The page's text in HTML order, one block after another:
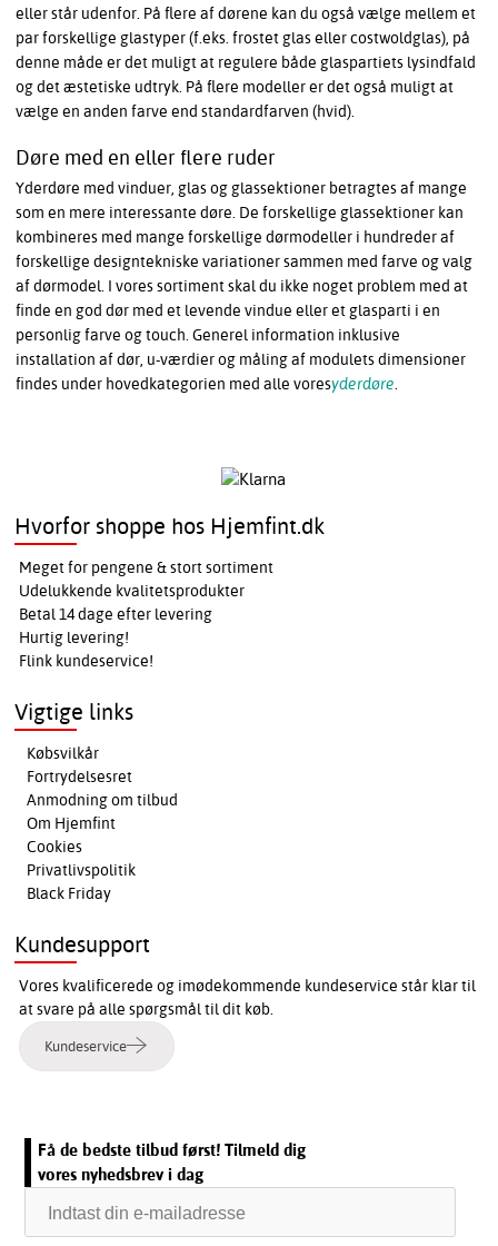
eller står udenfor. På flere af dørene kan du også vælge mellem et
par forskellige glastyper (f.eks. frostet glas eller costwoldglas), på
denne måde er det muligt at regulere både glaspartiets lysindfald
og det æstetiske udtryk. På flere modeller er det også muligt at
vælge en anden farve end standardfarven (hvid).
Døre med en eller flere ruder
Yderdøre med vinduer, glas og glassektioner betragtes af mange
som en mere interessante døre. De forskellige glassektioner kan
kombineres med mange forskellige dørmodeller i hundreder af
forskellige designtekniske variationer sammen med farve og valg
af dørmodel. I vores sortiment skal du ikke noget problem med at
finde en god dør med et levende vindue eller et glasparti i en
personlig farve og touch. Generel information inklusive
installation af dør, u-værdier og måling af modulets dimensioner
findes under hovedkategorien med alle voresyderdøre.
Hvorfor shoppe hos Hjemfint.dk
Meget for pengene & stort sortiment
Udelukkende kvalitetsprodukter
Betal 14 dage efter levering
Hurtig levering!
Flink kundeservice!
Vigtige links
Købsvilkår
Fortrydelsesret
Anmodning om tilbud
Om Hjemfint
Cookies
Privatlivspolitik
Black Friday
Kundesupport
Vores kvalificerede og imødekommende kundeservice står klar til
at svare på alle spørgsmål til dit køb.
Kundeservice
Få de bedste tilbud først! Tilmeld dig
vores nyhedsbrev i dag